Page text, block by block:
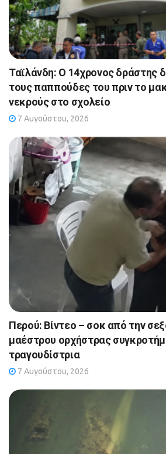
Ταϊλάνδη: Ο 14χρονος δράστης
τους παππούδες του πριν το
νεκρούς στο σχολείο
7 Αυγούστου, 2026
Περού: Βίντεο – σοκ από την
μαέστρου ορχήστρας
τραγουδίστρια
7 Αυγούστου, 2026